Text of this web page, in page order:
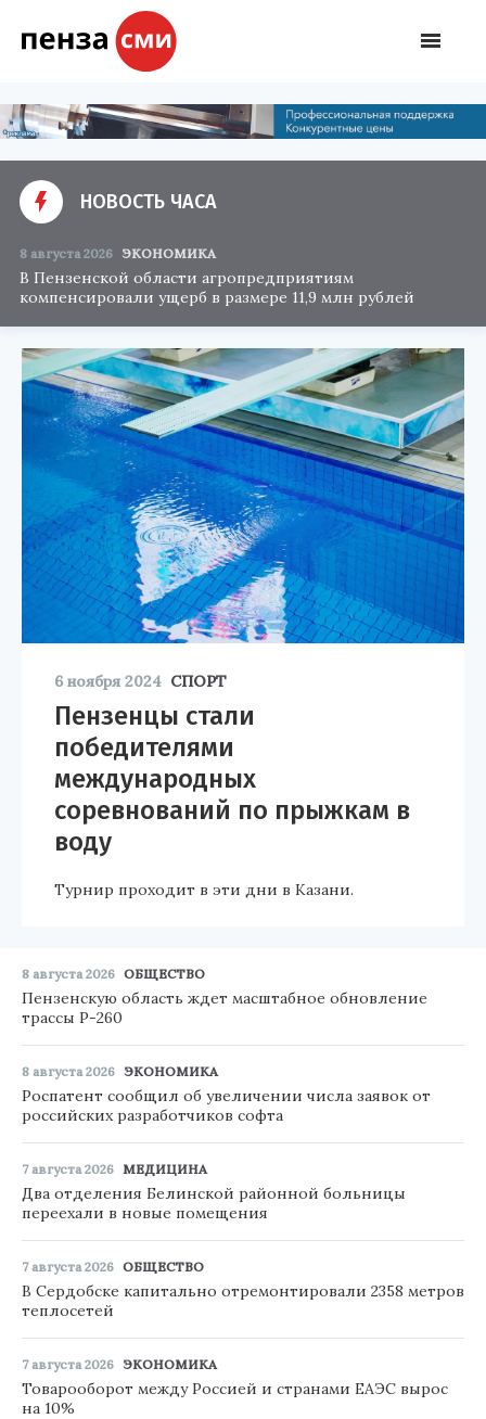
НОВОСТЬ ЧАСА
8 августа 2026 ЭКОНОМИКА
В Пензенской области агропредприятиям
компенсировали ущерб в размере 11,9 млн рублей
6 ноября 2024 СПОРТ
Пензенцы стали
победителями
международных
соревнований по прыжкам в
воду
Турнир проходит в эти дни в Казани.
8 августа 2026 ОБЩЕСТВО
Пензенскую область ждет масштабное обновление
трассы Р-260
8 августа 2026 ЭКОНОМИКА
Роспатент сообщил об увеличении числа заявок от
российских разработчиков софта
7 августа 2026 МЕДИЦИНА
Два отделения Белинской районной больницы
переехали в новые помещения
7 августа 2026 ОБЩЕСТВО
В Сердобске капитально отремонтировали 2358 метров
теплосетей
7 августа 2026 ЭКОНОМИКА
Товарооборот между Россией и странами ЕАЭС вырос
на 10%